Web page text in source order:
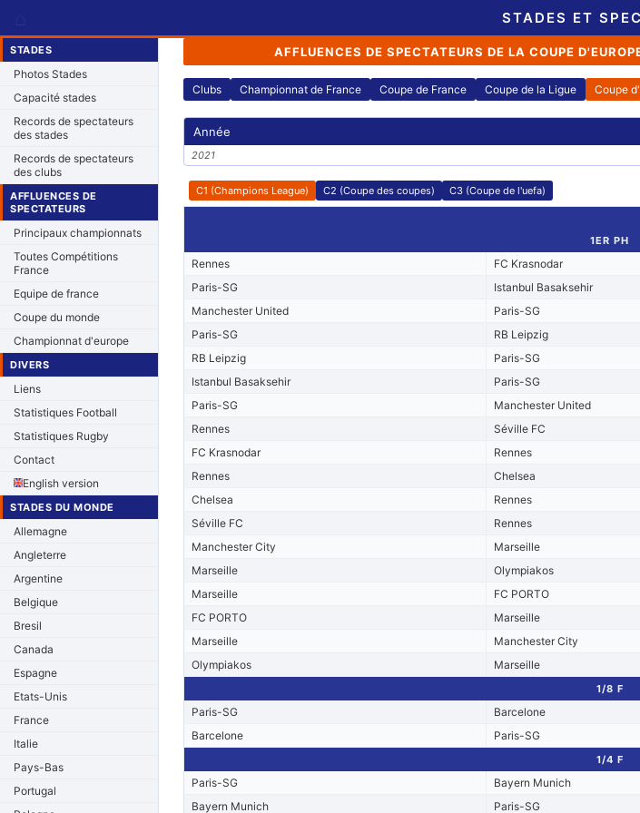
STADES ET
STADES
Photos Stades
Capacité stades
Records de spectateurs
des stades
Records de spectateurs
des clubs
AFFLUENCES DE
SPECTATEURS
Principaux championnats
Toutes Compétitions
France
Equipe de france
Coupe du monde
Championnat d'europe
DIVERS
Liens
Statistiques Football
Statistiques Rugby
Contact
English version
STADES DU MONDE
Allemagne
Angleterre
Argentine
Belgique
Bresil
Canada
Espagne
Etats-Unis
France
Italie
Pays-Bas
Portugal
AFFLUENCES DE SPECTATEURS DE LA COUPE
Clubs Championnat de France Coupe de France Coupe de la Ligue Coupe
Année
2021
C1 (Champions League) C2 (Coupe des coupes) C3 (Coupe de l'uefa)
1ER PH
Rennes FC Krasnodar
Paris-SG
Istanbul Basaksehir
Manchester United
Paris-SG
Paris-SG
RB Leipzig
RB Leipzig
Paris-SG
Istanbul Basaksehir
Paris-SG
Paris-SG
Manchester United
Rennes
Séville FC
FC Krasnodar
Rennes
Rennes
Chelsea
Chelsea
Rennes
Séville FC
Rennes
Manchester City
Marseille
Marseille
Olympiakos
Marseille
FC PORTO
FC PORTO
Marseille
Marseille
Manchester City
Olympiakos
Marseille
1/8 F
Paris-SG Barcelone
Barcelone
Paris-SG
1/4 F
Paris-SG Bayern Munich
Bayern Munich
Paris-SG